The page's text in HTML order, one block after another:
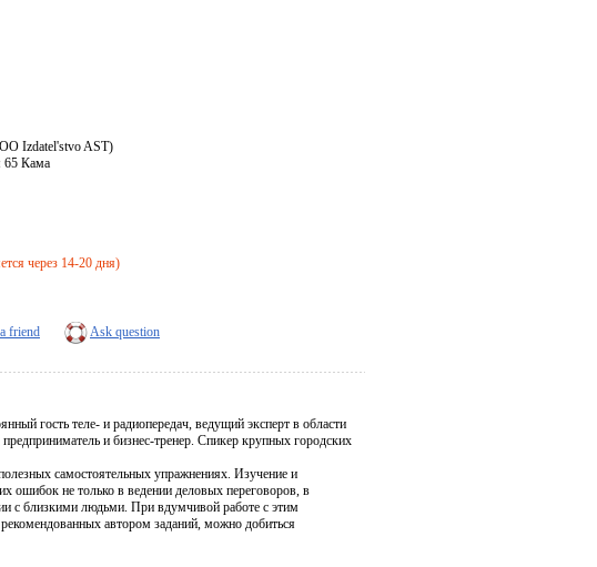
Izdatel'stvo AST)
65 Кама
через 14-20 дня)
friend Ask question
гость теле- и радиопередач, ведущий эксперт в области
и бизнес-тренер. Спикер крупных городских
самостоятельных упражнениях. Изучение и
ошибок не только в ведении деловых переговоров, в
с близкими людьми. При вдумчивой работе с этим
автором заданий, можно добиться